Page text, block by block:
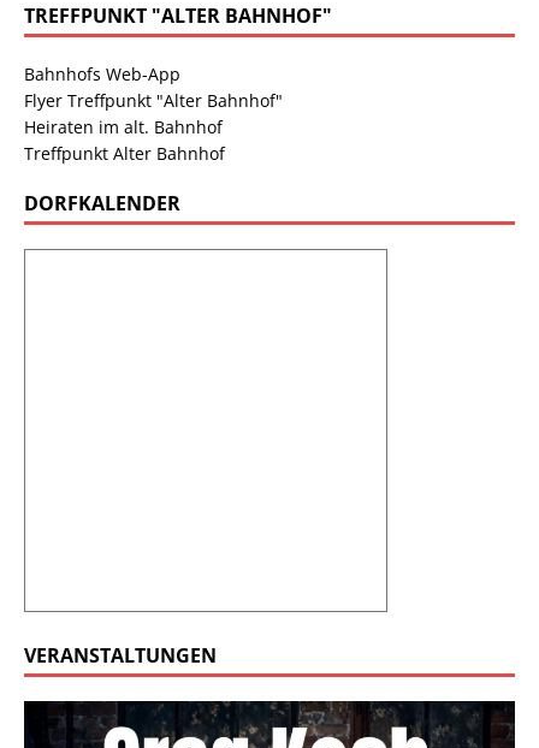
TREFFPUNKT "ALTER BAHNHOF"
Bahnhofs Web-App
Flyer Treffpunkt "Alter Bahnhof"
Heiraten im alt. Bahnhof
Treffpunkt Alter Bahnhof
DORFKALENDER
VERANSTALTUNGEN